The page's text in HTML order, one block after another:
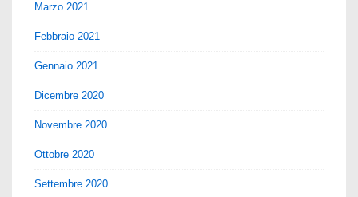
Marzo 2021
Febbraio 2021
Gennaio 2021
Dicembre 2020
Novembre 2020
Ottobre 2020
Settembre 2020